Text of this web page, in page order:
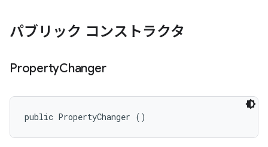
パブリック コンストラクタ
PropertyChanger
public PropertyChanger ()